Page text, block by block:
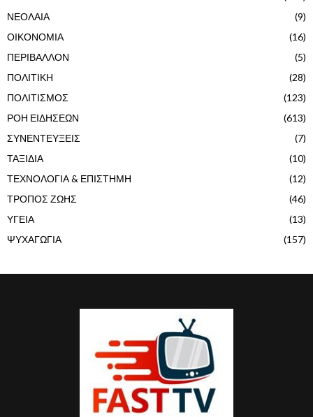
ΝΕΟΛΑΙΑ
(9)
ΟΙΚΟΝΟΜΙΑ
(16)
ΠΕΡΙΒΑΛΛΟΝ
(5)
ΠΟΛΙΤΙΚΗ
(28)
ΠΟΛΙΤΙΣΜΟΣ
(123)
ΡΟΗ ΕΙΔΗΣΕΩΝ
(613)
ΣΥΝΕΝΤΕΥΞΕΙΣ
(7)
ΤΑΞΙΔΙΑ
(10)
ΤΕΧΝΟΛΟΓΙΑ & ΕΠΙΣΤΗΜΗ
(12)
ΤΡΟΠΟΣ ΖΩΗΣ
(46)
ΥΓΕΙΑ
(13)
ΨΥΧΑΓΩΓΙΑ
(157)